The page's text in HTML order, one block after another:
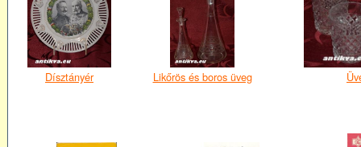
Dísztányér Likőrös és boros üveg